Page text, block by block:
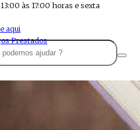
às 17:00 horas e sexta
aqui
Prestados